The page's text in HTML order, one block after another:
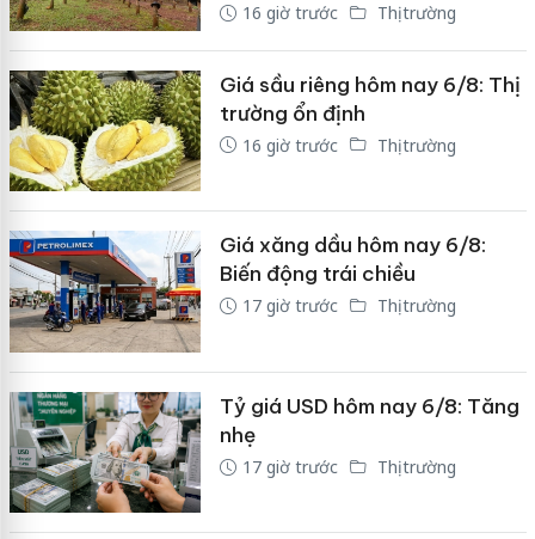
16 giờ trước Thị trường
Giá sầu riêng hôm nay 6/8: Thị
trường ổn định
16 giờ trước Thị trường
Giá xăng dầu hôm nay 6/8:
Biến động trái chiều
17 giờ trước Thị trường
Tỷ giá USD hôm nay 6/8: Tăng
nhẹ
17 giờ trước Thị trường